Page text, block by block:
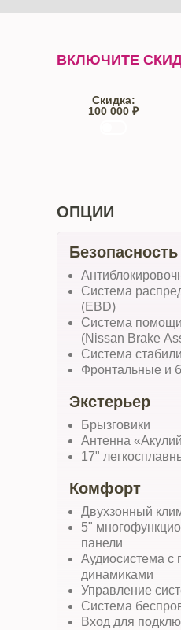
ВКЛЮЧИТЕ
Скидка:
100 000 ₽
ОПЦИИ
Безопасность
Система
(EBD)
Система
(Nissan Brake
Система
Фронтальные и
Экстерьер
Брызговики
Антенна
17"
Комфорт
Двухзонный
5"
панели
Аудиосистема с
динамиками
Управление
Система
Вход для